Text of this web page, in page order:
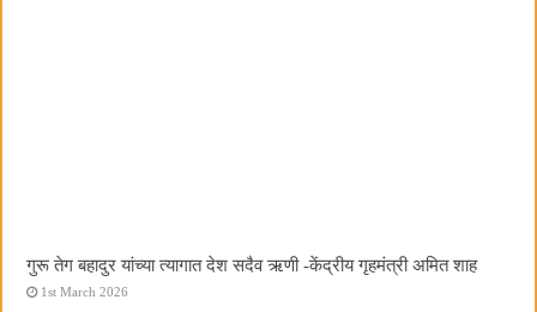
गुरू तेग बहादुर यांच्या त्यागात देश सदैव ऋणी -केंद्रीय गृहमंत्री अमित शाह
1st March 2026